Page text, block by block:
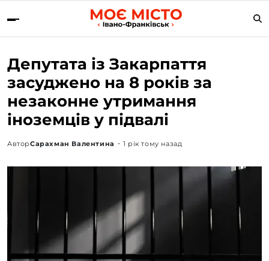
Депутата із Закарпаття
засуджено на 8 років за
незаконне утримання
іноземців у підвалі
АвторСарахман Валентина 1 рік тому назад